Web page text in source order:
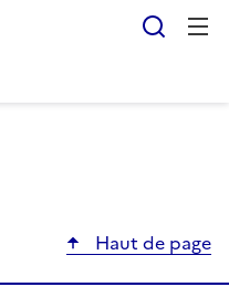
Haut de page